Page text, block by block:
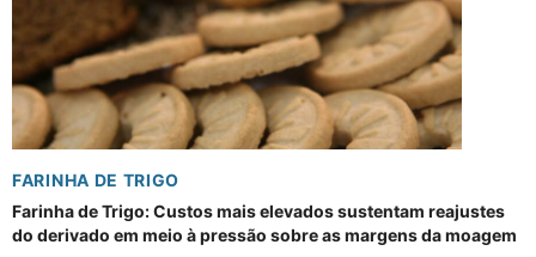
FARINHA DE TRIGO
Farinha de Trigo: Custos mais elevados sustentam reajustes
do derivado em meio à pressão sobre as margens da moagem